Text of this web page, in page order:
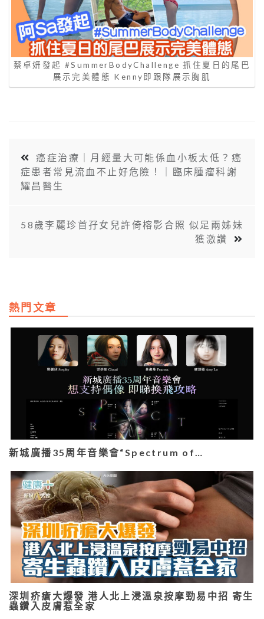
蔡卓妍發起 #SummerBodyChallenge 抓住夏日的尾巴
展示完美體態 Kenny即跟隊展示胸肌
癌症治療｜月經量大可能係血小板太低？癌
症患者常見流血不止好危險！｜臨床腫瘤科謝
耀昌醫生
58歲李麗珍首孖女兒許倚榕影合照 似足兩姊妹
獲激讚
熱門文章
新城廣播35周年音樂會“Spectrum of…
深圳疥瘡大爆發 港人北上浸溫泉按摩勁易中招 寄生
蟲鑽入皮膚惹全家